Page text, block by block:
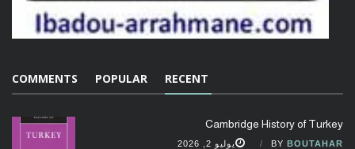
RECENT
POPULAR
COMMENTS
Cambridge History of Turkey
BY BOUTAHAR يوليو 2, 2026